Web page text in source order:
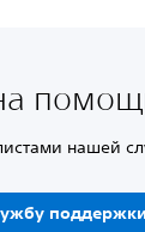
нашей